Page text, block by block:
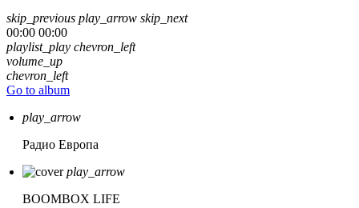
skip_previous play_arrow skip_next
00:00 00:00
playlist_play chevron_left
volume_up
chevron_left
Go to album
play_arrow
Радио Европа
play_arrow
BOOMBOX LIFE